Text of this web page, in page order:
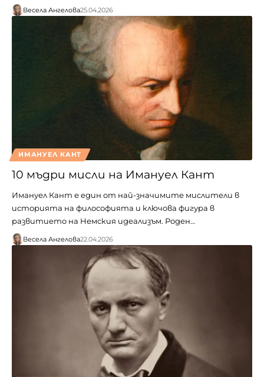
Весела Ангелова25.04.2026
ИМАНУЕЛ КАНТ
10 мъдри мисли на Имануел Кант
Имануел Кант е един от най-значимите мислители в
историята на философията и ключова фигура в
развитието на Немския идеализъм. Роден…
Весела Ангелова22.04.2026